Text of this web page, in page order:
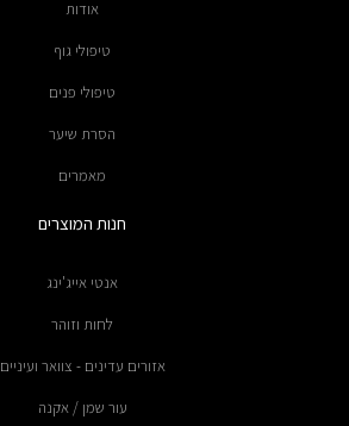
אודות
טיפולי גוף
טיפולי פנים
הסרת שיער
מאמרים
חנות המוצרים
אנטי אייג'ינג
לחות וזוהר
אזורים עדינים - צוואר ועיניים
עור שמן / אקנה